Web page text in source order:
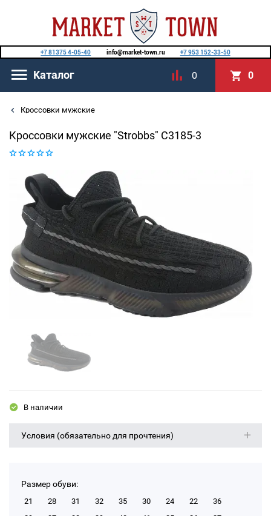
+7 81375 4-05-40 info@market-town.ru +7 953 152-33-50
Каталог 0 0
Кроссовки мужские
Кроссовки мужские "Strobbs" C3185-3
В наличии
Условия (обязательно для прочтения)
Размер обуви:
21 28 31 32 35 30 24 22
36